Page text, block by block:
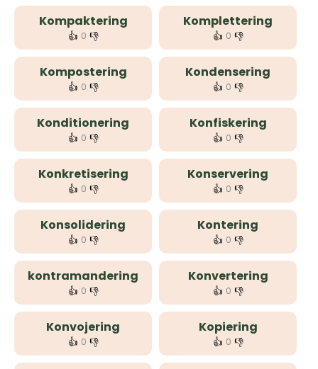
Kompaktering
👍 0 👎
Komplettering
👍 0 👎
Kompostering
👍 0 👎
Kondensering
👍 0 👎
Konditionering
👍 0 👎
Konfiskering
👍 0 👎
Konkretisering
👍 0 👎
Konservering
👍 0 👎
Konsolidering
👍 0 👎
Kontering
👍 0 👎
kontramandering
👍 0 👎
Konvertering
👍 0 👎
Konvojering
👍 0 👎
Kopiering
👍 0 👎